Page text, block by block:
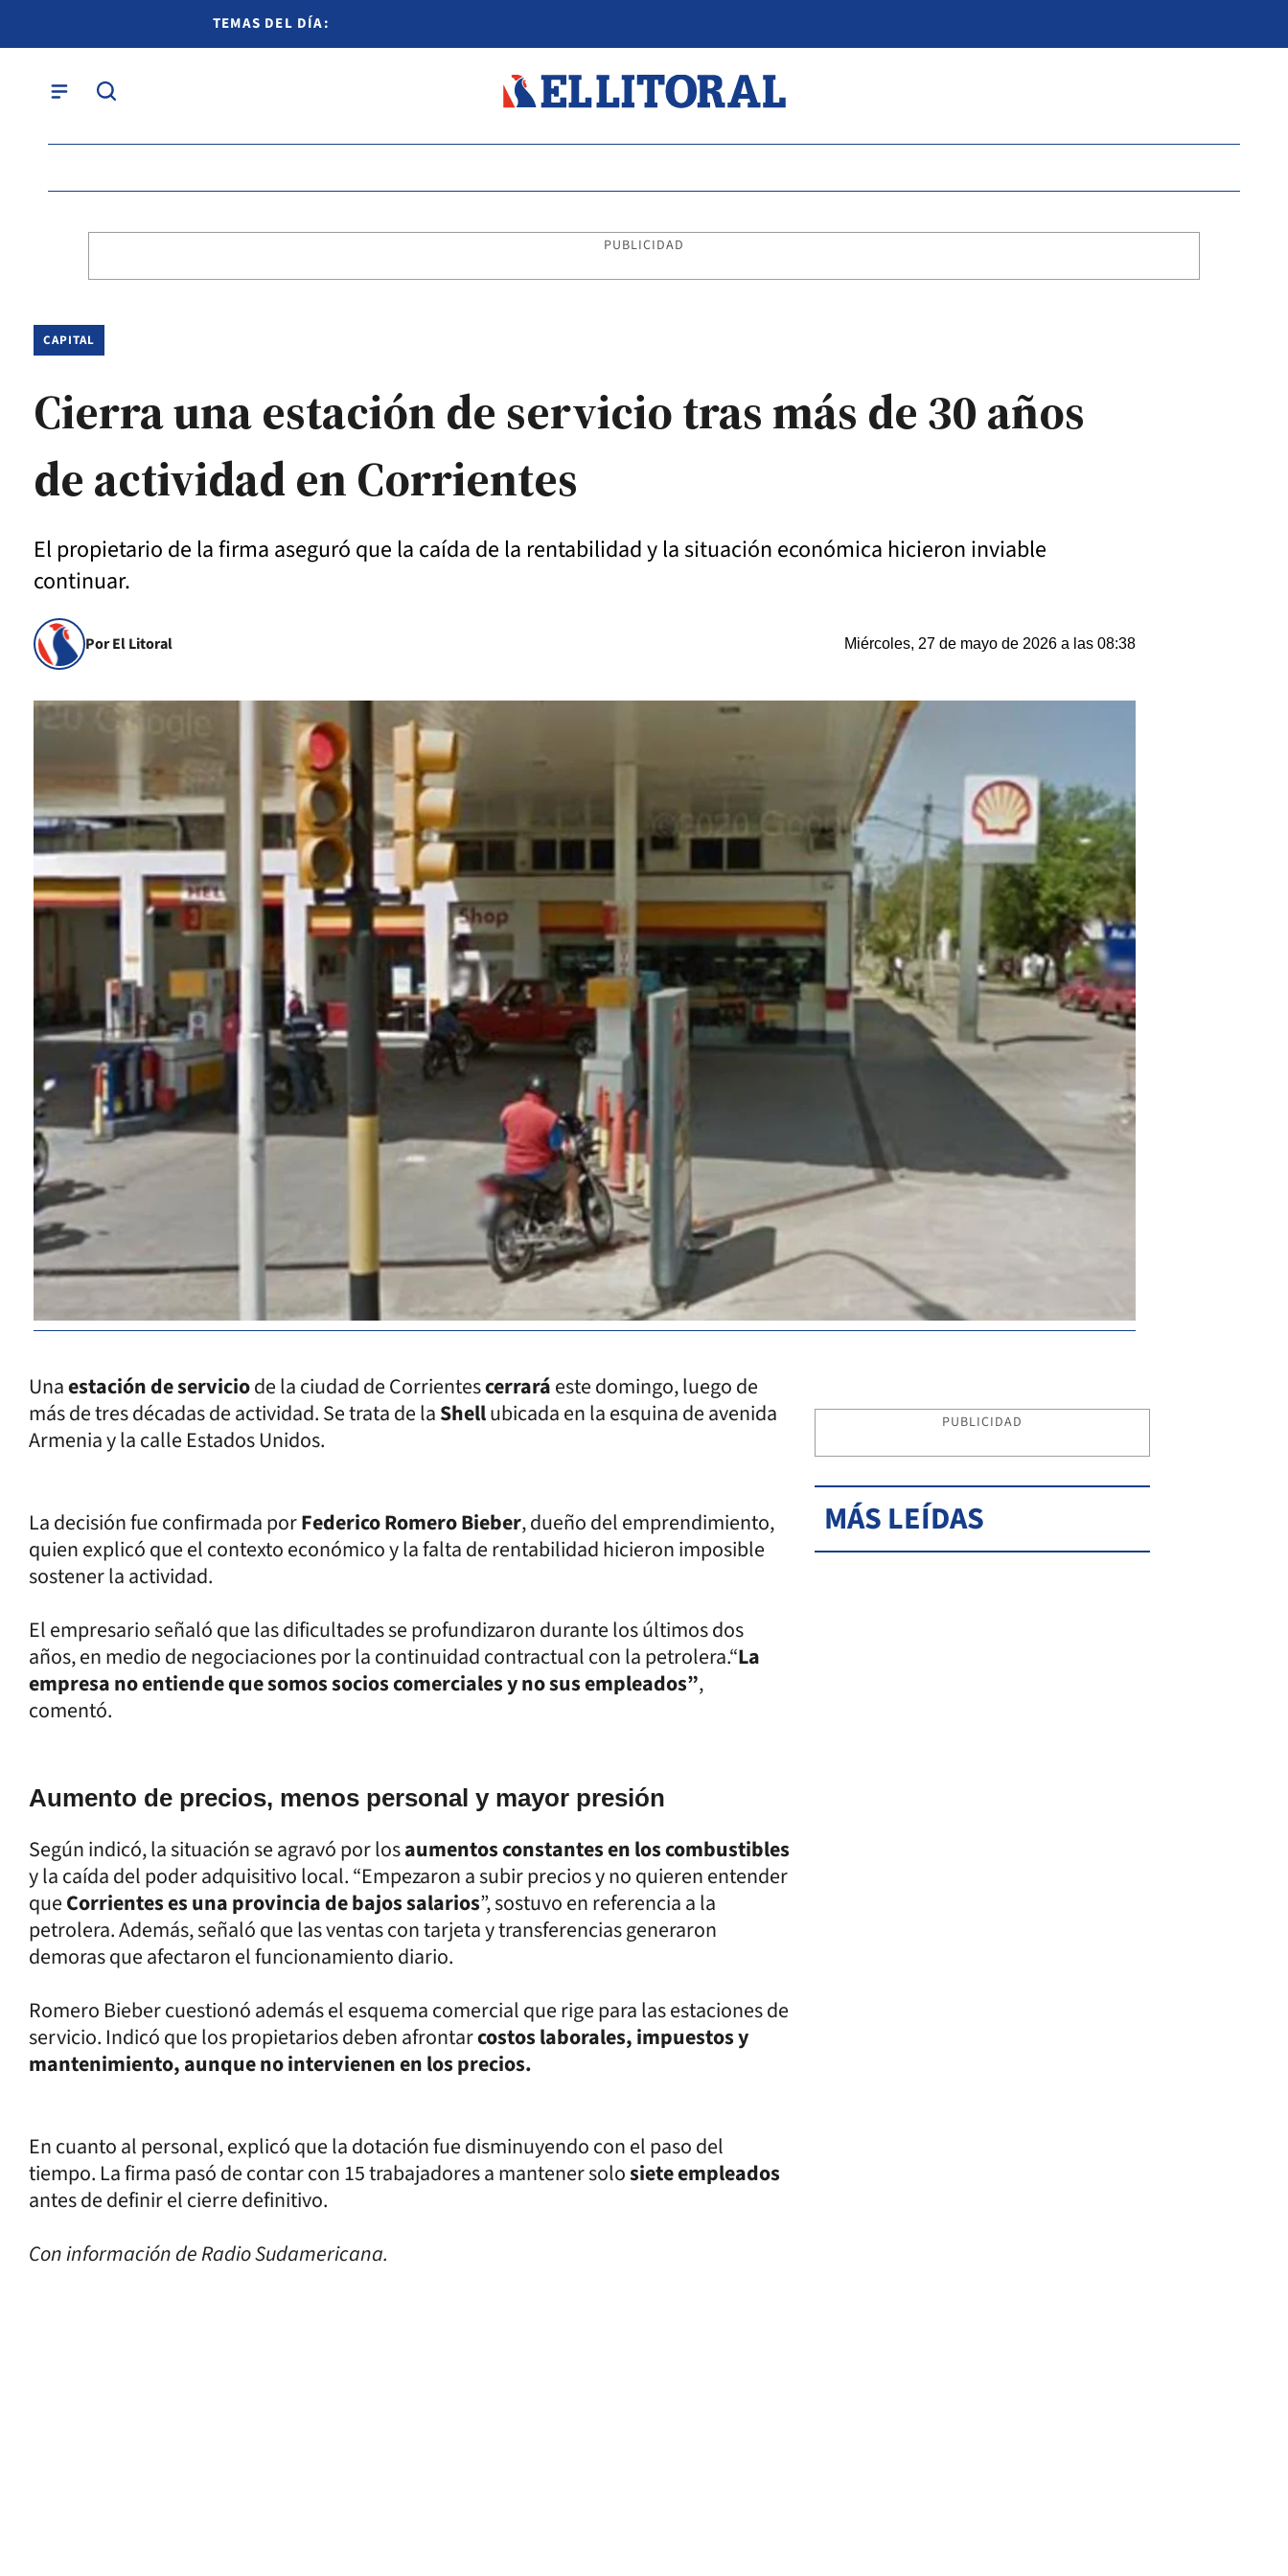
TEMAS DEL DÍA:
PUBLICIDAD
CAPITAL
Cierra una estación de servicio tras más de 30 años
de actividad en Corrientes
El propietario de la firma aseguró que la caída de la rentabilidad y la situación económica hicieron inviable
continuar.
Por El Litoral Miércoles, 27 de mayo de 2026 a las 08:38
Unaestación de serviciode la ciudad de Corrientescerraráeste domingo, luego de
más de tres décadas de actividad. Se trata de laShellubicada en la esquina de avenida
Armenia y la calle Estados Unidos.
La decisión fue confirmada porFederico Romero Bieber, dueño del emprendimiento,
quien explicó que el contexto económico y la falta de rentabilidad hicieron imposible
sostener la actividad.
El empresario señaló que las dificultades se profundizaron durante los últimos dos
años, en medio de negociaciones por la continuidad contractual con la petrolera.“La
empresa no entiende que somos socios comerciales y no sus empleados”,
comentó.
Aumento de precios, menos personal y mayor presión
Según indicó, la situación se agravó por losaumentos constantes en los combustibles
y la caída del poder adquisitivo local. “Empezaron a subir precios y no quieren entender
queCorrientes es una provincia de bajos salarios”, sostuvo en referencia a la
petrolera. Además, señaló que las ventas con tarjeta y transferencias generaron
demoras que afectaron el funcionamiento diario.
Romero Bieber cuestionó además el esquema comercial que rige para las estaciones de
servicio. Indicó que los propietarios deben afrontarcostos laborales, impuestos y
mantenimiento, aunque no intervienen en los precios.
En cuanto al personal, explicó que la dotación fue disminuyendo con el paso del
tiempo. La firma pasó de contar con 15 trabajadores a mantener solosiete empleados
antes de definir el cierre definitivo.
Con información de Radio Sudamericana.
PUBLICIDAD
MÁS LEÍDAS